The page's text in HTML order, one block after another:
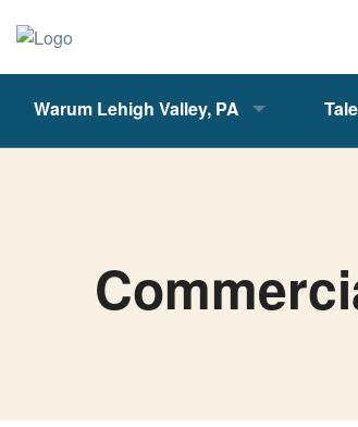
Warum Lehigh Valley, PA